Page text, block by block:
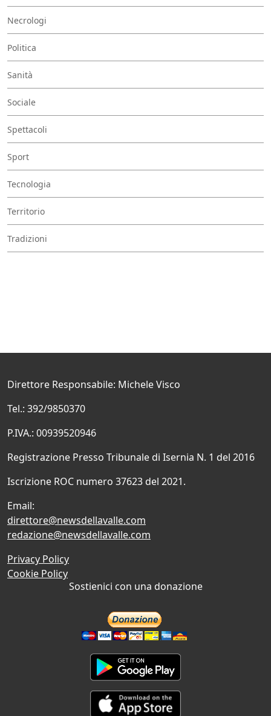
Necrologi
Politica
Sanità
Sociale
Spettacoli
Sport
Tecnologia
Territorio
Tradizioni
Direttore Responsabile: Michele Visco
Tel.: 392/9850370
P.IVA.: 00939520946
Registrazione Presso Tribunale di Isernia N. 1 del 2016
Iscrizione ROC numero 37623 del 2021.
Email:
direttore@newsdellavalle.com
redazione@newsdellavalle.com
Privacy Policy
Cookie Policy
Sostienici con una donazione